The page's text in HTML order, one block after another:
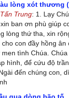
lòng xót thương
Trung: 1. Lạy
ban ơn phù giúp
lòng thứ tha, xin
con đầy hồng ân
men tình Chúa.
hình, để cứu độ
đến chúng con,